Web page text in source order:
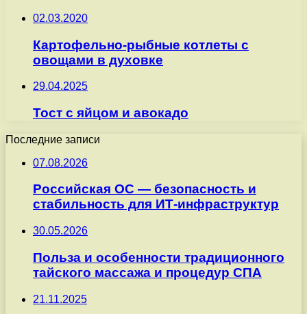
02.03.2020
Картофельно-рыбные котлеты с
овощами в духовке
29.04.2025
Тост с яйцом и авокадо
Последние записи
07.08.2026
Российская ОС — безопасность и
стабильность для ИТ-инфраструктур
30.05.2026
Польза и особенности традиционного
тайского массажа и процедур СПА
21.11.2025